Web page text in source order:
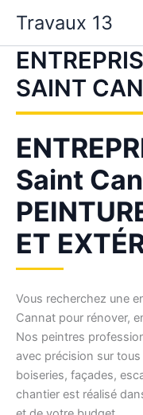
contenu
Travaux 13
SAINT
Saint
ET
Vous recherchez une
Cannat pour rénover,
Nos peintres
avec précision sur
boiseries, façades,
chantier est réalisé